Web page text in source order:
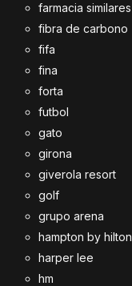
farmacia similares
fibra de carbono
fifa
fina
forta
futbol
gato
girona
giverola resort
golf
grupo arena
hampton by hilton
harper lee
hm